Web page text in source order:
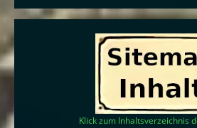
Klick zum Inhaltsverzeichnis